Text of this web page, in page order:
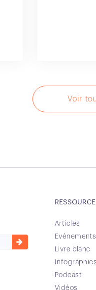
Voir
Articles
Evénements
Livre blanc
Infographies
Podcast
Vidéos